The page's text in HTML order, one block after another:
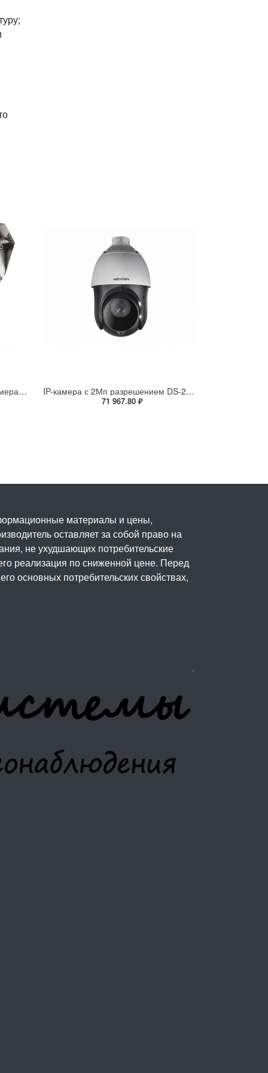
Взрывозащищенная IP-видеокамера Релион Релион-Exd-Н-100-ИК-IP5Мп2.8mm-PoE-МК-TR IP-камера с 2Мп разрешением DS-2DE4225IW-DE(S5)
71 967.80 ₽
материалы и цены,
оставляет за собой право на
не ухудшающих потребительские
реализация по сниженной цене. Перед
основных потребительских свойствах,